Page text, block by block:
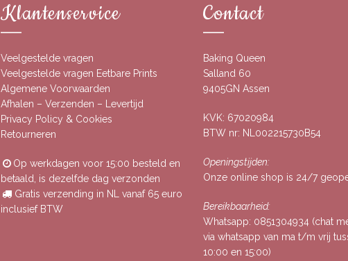
Klantenservice
Veelgestelde vragen
Veelgestelde vragen Eetbare Prints
Algemene Voorwaarden
Afhalen – Verzenden – Levertijd
Privacy Policy & Cookies
Retourneren
Op werkdagen voor 15:00 besteld en
betaald, is dezelfde dag verzonden
Gratis verzending in NL vanaf 65 euro
inclusief BTW
Contact
Baking Queen
Salland 60
9405GN Assen
KVK: 67020984
BTW nr: NL002215730B54
Openingstijden:
Onze online shop is 24/7
Bereikbaarheid:
Whatsapp: 0851304934 (chat
via whatsapp van ma t/m vrij
10:00 en 15:00)